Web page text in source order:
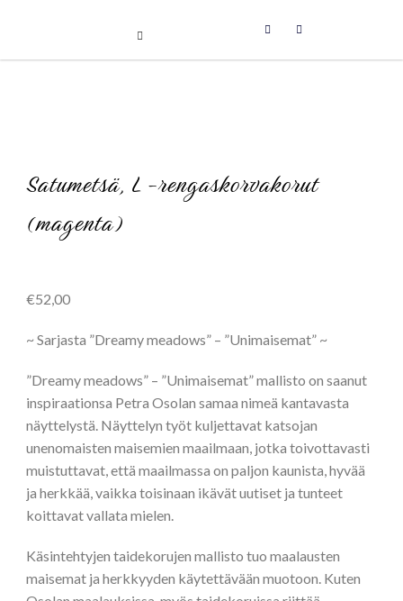
Satumetsä, L -rengaskorvakorut
(magenta)
€52,00
~ Sarjasta ”Dreamy meadows” – ”Unimaisemat” ~
”Dreamy meadows” – ”Unimaisemat” mallisto on saanut
inspiraationsa Petra Osolan samaa nimeä kantavasta
näyttelystä. Näyttelyn työt kuljettavat katsojan
unenomaisten maisemien maailmaan, jotka toivottavasti
muistuttavat, että maailmassa on paljon kaunista, hyvää
ja herkkää, vaikka toisinaan ikävät uutiset ja tunteet
koittavat vallata mielen.
Käsintehtyjen taidekorujen mallisto tuo maalausten
maisemat ja herkkyyden käytettävään muotoon. Kuten